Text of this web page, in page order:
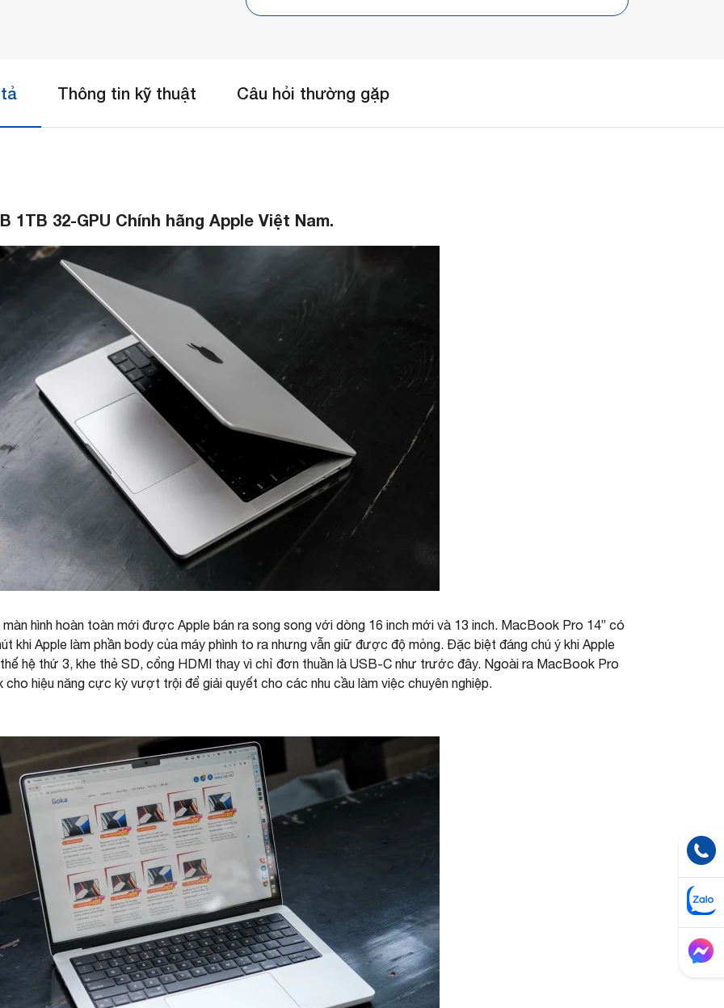
Thông tin kỹ thuật Câu hỏi thường gặp
1TB 32-GPU Chính hãng Apple Việt Nam.
hình hoàn toàn mới được Apple bán ra song song với dòng 16 inch mới và 13 inch. MacBook Pro 14” có
khi Apple làm phần body của máy phình to ra nhưng vẫn giữ được độ mỏng. Đặc biệt đáng chú ý khi Apple
hệ thứ 3, khe thẻ SD, cổng HDMI thay vì chỉ đơn thuần là USB-C như trước đây. Ngoài ra MacBook Pro
hiệu năng cực kỳ vượt trội để giải quyết cho các nhu cầu làm việc chuyên nghiệp.